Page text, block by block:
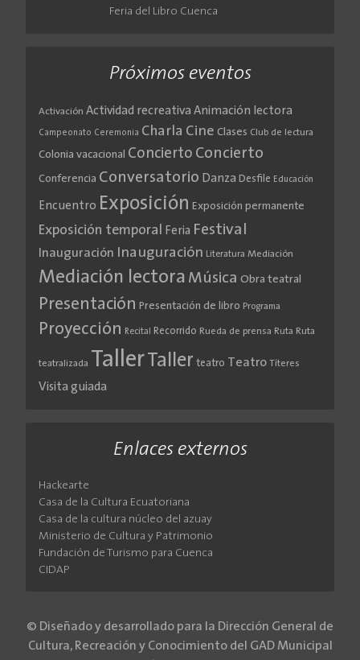
Feria del Libro Cuenca
Próximos eventos
Activación Actividad recreativa Animación lectora
Campeonato Ceremonia Charla Cine Clases Club de lectura
Colonia vacacional Concierto Concierto
Conferencia Conversatorio Danza Desfile Educación
Encuentro Exposición Exposición permanente
Exposición temporal Feria Festival
Inauguración Inauguración Literatura Mediación
Mediación lectora Música Obra teatral
Presentación Presentación de libro Programa
Proyección Recital Recorrido Rueda de prensa Ruta Ruta
teatralizada Taller Taller teatro Teatro Títeres
Visita guiada
Enlaces externos
Hackearte
Casa de la Cultura Ecuatoriana
Casa de la cultura núcleo del azuay
Ministerio de Cultura y Patrimonio
Fundación de Turismo para Cuenca
CIDAP
© Diseñado y desarrollado para la Dirección General de
Cultura, Recreación y Conocimiento del GAD Municipal